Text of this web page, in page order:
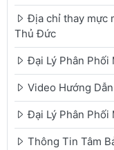
Địa chỉ thay mực
Thủ Đức
Đại Lý Phân Phối
Video Hướng
Đại Lý Phân Phối
Thông Tin Tâm